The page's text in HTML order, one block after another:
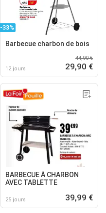
-33%
Barbecue charbon de bois
12 jours
44,90 €
29,90 €
BARBECUE À CHARBON
AVEC TABLETTE
25 jours 39,99 €